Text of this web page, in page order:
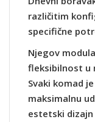
različitim
specifične
Njegov
fleksibilnost u
Svaki komad
maksimalnu
estetski dizajn